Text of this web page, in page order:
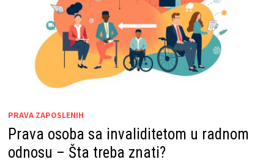
PRAVA ZAPOSLENIH
Prava osoba sa invaliditetom u radnom
odnosu – Šta treba znati?